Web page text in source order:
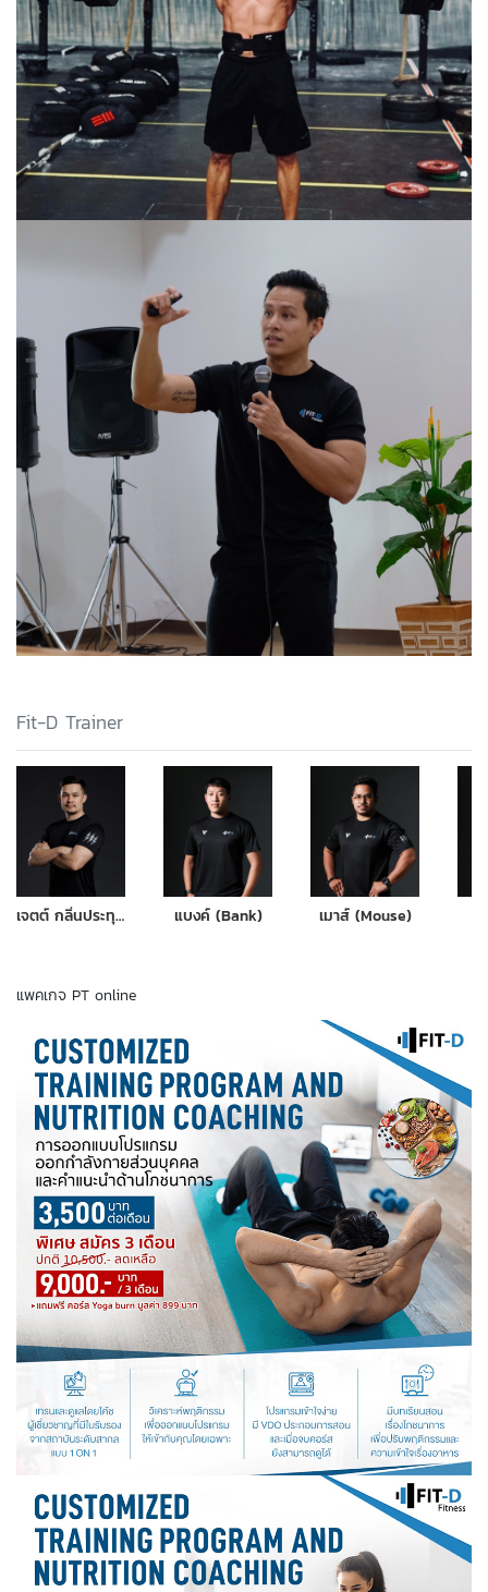
Fit-D Trainer
เจตต์ กลิ่นประทุม (เจเจ) แบงค์ (Bank) เมาส์ (Mouse)
แพคเกจ PT online